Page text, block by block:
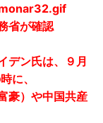
省が確認
デン氏は、９月
に、
豪）や中国共産